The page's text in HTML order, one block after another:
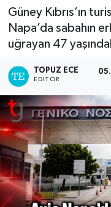
Güney Kıbrıs’ın
Napa’da sabahın
uğrayan 47
TOPUZ ECE
EDITÖR
TEKNOLOJİ
TÜRKİYE
Haber Arşivi